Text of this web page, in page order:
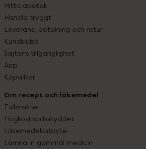
Hitta apotek
Handla tryggt
Leverans, betalning och retur
Kundklubb
Sajtens tillgänglighet
App
Köpvillkor
Om recept och läkemedel
Fullmakter
Högkostnadsskyddet
Läkemedelsutbyte
Lämna in gammal medicin